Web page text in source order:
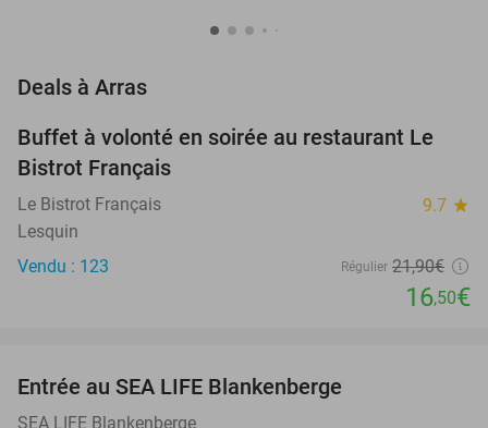
Deals à Arras
25%
Buffet à volonté en soirée au restaurant Le
Bistrot Français
Le Bistrot Français 9.7 star
Lesquin
Vendu : 123
Régulier 21,90€
16,50€
TODAY
Entrée au SEA LIFE Blankenberge
SEA LIFE Blankenberge